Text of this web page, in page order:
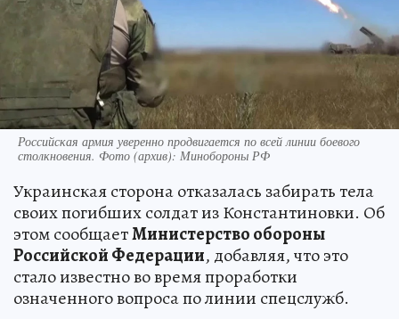
Российская армия уверенно продвигается по всей линии боевого
столкновения. Фото (архив): Минобороны РФ
Украинская сторона отказалась забирать тела
своих погибших солдат из Константиновки. Об
этом сообщаетМинистерство обороны
Российской Федерации, добавляя, что это
стало известно во время проработки
означенного вопроса по линии спецслужб.